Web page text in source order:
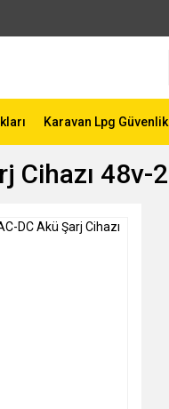
Karavan Lpg
Cihazı 48v-